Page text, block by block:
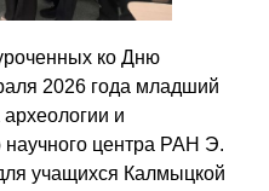
ко Дню
2026 года младший
и
научного центра РАН Э.
учащихся Калмыцкой